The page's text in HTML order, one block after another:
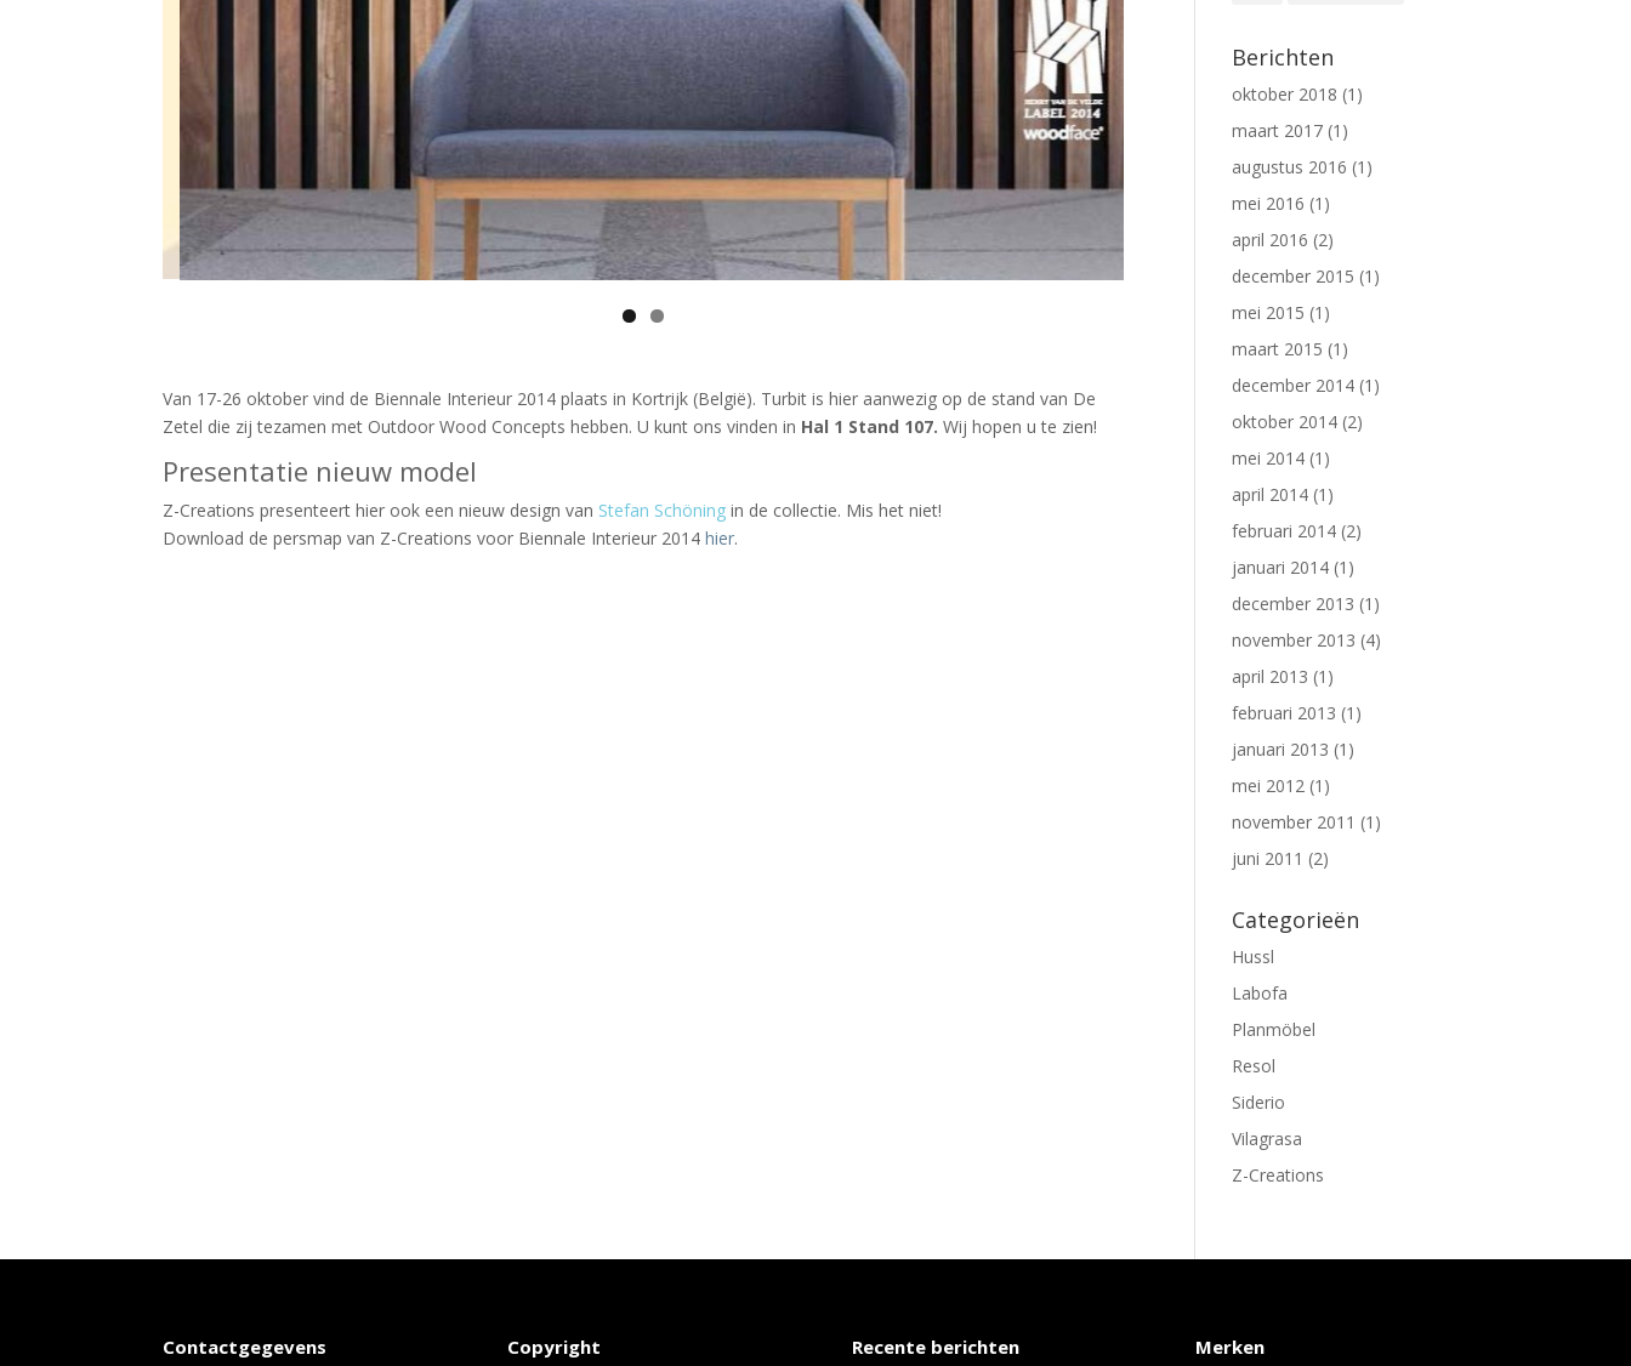
Van 17-26 oktober vind de Biennale Interieur 2014 plaats in Kortrijk (België). Turbit is hier aanwezig op de stand van De
Zetel die zij tezamen met Outdoor Wood Concepts hebben. U kunt ons vinden in Hal 1 Stand 107. Wij hopen u te zien!
Presentatie nieuw model
Z-Creations presenteert hier ook een nieuw design van Stefan Schöning in de collectie. Mis het niet!
Download de persmap van Z-Creations voor Biennale Interieur 2014hier.
Berichten
oktober 2018 (1)
maart 2017 (1)
augustus 2016 (1)
mei 2016 (1)
april 2016 (2)
december 2015 (1)
mei 2015 (1)
maart 2015 (1)
december 2014 (1)
oktober 2014 (2)
mei 2014 (1)
april 2014 (1)
februari 2014 (2)
januari 2014 (1)
december 2013 (1)
november 2013 (4)
april 2013 (1)
februari 2013 (1)
januari 2013 (1)
mei 2012 (1)
november 2011 (1)
juni 2011 (2)
Categorieën
Hussl
Labofa
Planmöbel
Resol
Siderio
Vilagrasa
Z-Creations
Contactgegevens Copyright Recente berichten Merken